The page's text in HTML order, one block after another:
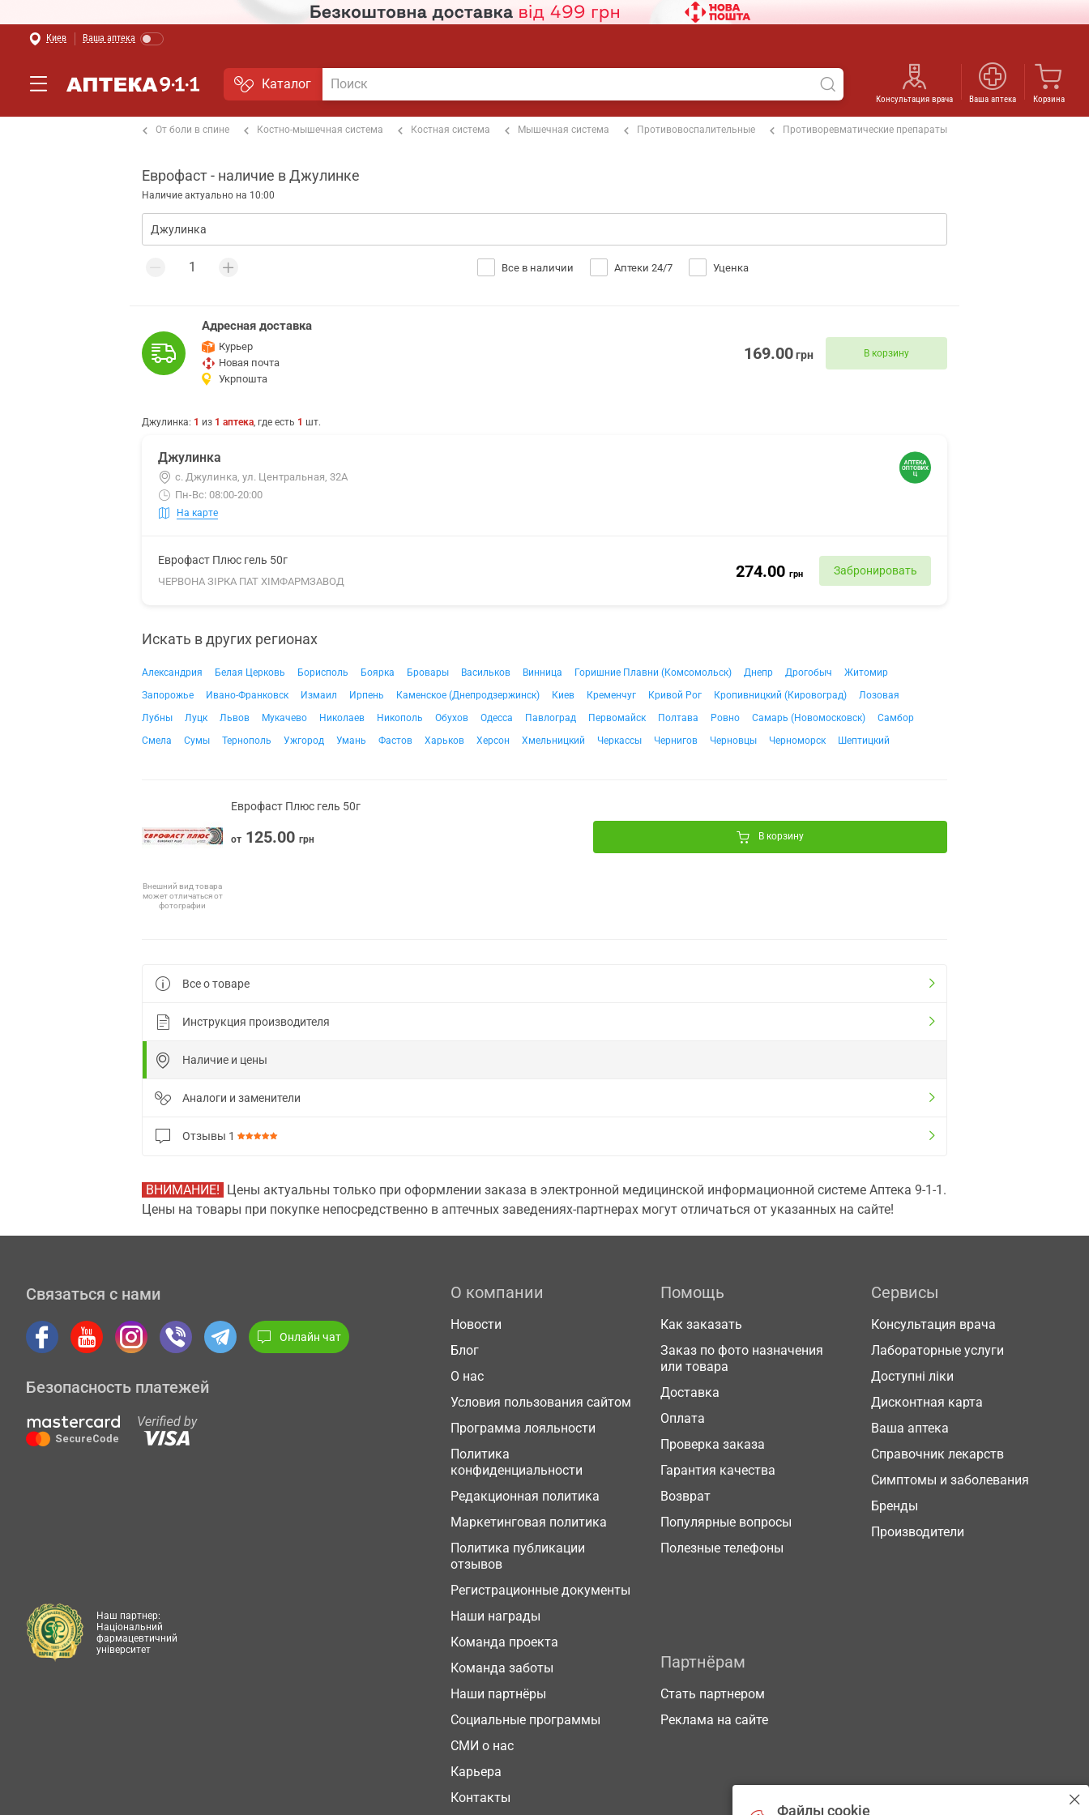
Киев Ваша аптека
Каталог
Консультация врача Ваша аптека Корзина
От боли в спине Костно-мышечная система Костная система Мышечная система Противовоспалительные Противоревматические препараты
Еврофаст - наличие в Джулинке
Наличие актуально на 10:00
Все в наличии Аптеки 24/7 Уценка
Адресная доставка
Курьер
Новая почта
Укрпошта
169.00грн В корзину
Джулинка: 1 из 1 аптека, где есть 1 шт.
Джулинка
с. Джулинка, ул. Центральная, 32А
Пн-Вс: 08:00-20:00
На карте
Еврофаст Плюс гель 50г
ЧЕРВОНА ЗІРКА ПАТ ХІМФАРМЗАВОД
274.00 грн Забронировать
Искать в других регионах
Александрия Белая Церковь Борисполь Боярка Бровары Васильков Винница Горишние Плавни (Комсомольск) Днепр Дрогобыч
Житомир
Запорожье
Ивано-Франковск Измаил Ирпень Каменское (Днепродзержинск) Киев Кременчуг Кривой Рог Кропивницкий (Кировоград)
Лозовая
Лубны
Луцк Львов Мукачево Николаев Никополь Обухов Одесса Павлоград Первомайск Полтава Ровно Самарь (Новомосковск)
Самбор
Смела
Сумы Тернополь Ужгород Умань Фастов Харьков Херсон Хмельницкий Черкассы Чернигов Черновцы Черноморск Шептицкий
Внешний вид товара
может отличаться от
фотографии
Еврофаст Плюс гель 50г
от 125.00 грн В корзину
Все о товаре
Инструкция производителя
Наличие и цены
Аналоги и заменители
Отзывы 1
ВНИМАНИЕ! Цены актуальны только при оформлении заказа в электронной медицинской информационной системе Аптека 9-1-1.
Цены на товары при покупке непосредственно в аптечных заведениях-партнерах могут отличаться от указанных на сайте!
Связаться с нами
Онлайн чат
Безопасность платежей
О компании
Новости
Блог
О нас
Условия пользования сайтом
Программа лояльности
Политика
конфиденциальности
Редакционная политика
Маркетинговая политика
Политика публикации
отзывов
Регистрационные документы
Наши награды
Команда проекта
Команда заботы
Наши партнёры
Социальные программы
СМИ о нас
Карьера
Контакты
Помощь
Как заказать
Заказ по фото назначения
или товара
Доставка
Оплата
Проверка заказа
Гарантия качества
Возврат
Популярные вопросы
Полезные телефоны
Сервисы
Консультация врача
Лабораторные услуги
Доступні ліки
Дисконтная карта
Ваша аптека
Справочник лекарств
Симптомы и заболевания
Бренды
Производители
Партнёрам
Стать партнером
Реклама на сайте
Наш партнер:
Національний
фармацевтичний
університет
Файлы cookie